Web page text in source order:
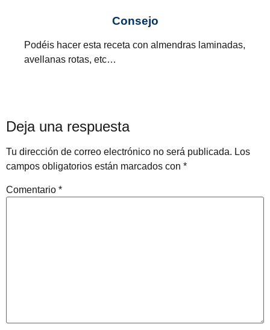
Consejo
Podéis hacer esta receta con almendras laminadas,
avellanas rotas, etc…
Deja una respuesta
Tu dirección de correo electrónico no será publicada. Los
campos obligatorios están marcados con *
Comentario *